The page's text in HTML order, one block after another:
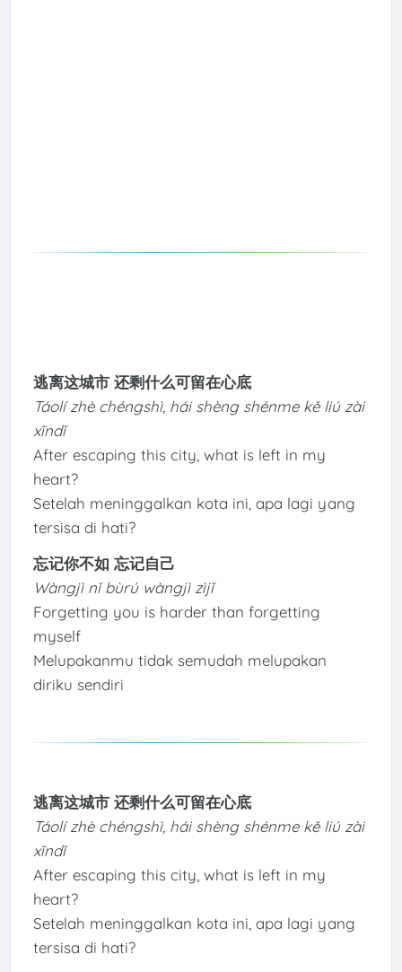
逃离这城市 还剩什么可留在心底
Táolí zhè chéngshì, hái shèng shénme kě liú zài
xīndǐ
After escaping this city, what is left in my
heart?
Setelah meninggalkan kota ini, apa lagi yang
tersisa di hati?
忘记你不如 忘记自己
Wàngjì nǐ bùrú wàngjì zìjǐ
Forgetting you is harder than forgetting
myself
Melupakanmu tidak semudah melupakan
diriku sendiri
逃离这城市 还剩什么可留在心底
Táolí zhè chéngshì, hái shèng shénme kě liú zài
xīndǐ
After escaping this city, what is left in my
heart?
Setelah meninggalkan kota ini, apa lagi yang
tersisa di hati?